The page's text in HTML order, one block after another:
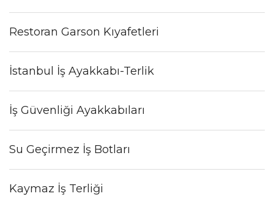
Restoran Garson Kıyafetleri
İstanbul İş Ayakkabı-Terlik
İş Güvenliği Ayakkabıları
Su Geçirmez İş Botları
Kaymaz İş Terliği